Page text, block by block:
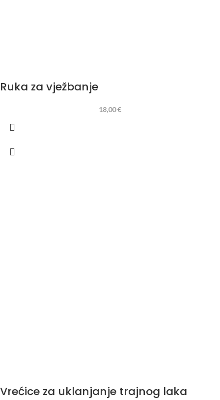
Ruka za vježbanje
18,00€
Vrećice za uklanjanje trajnog laka